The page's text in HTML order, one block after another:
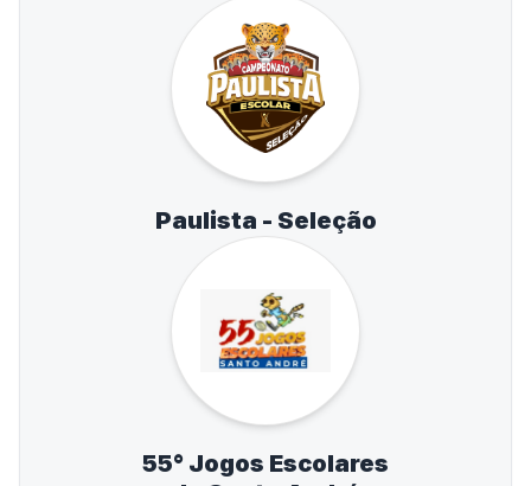
Paulista - Seleção
55° Jogos Escolares